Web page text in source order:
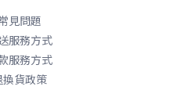
見問題
服務方式
服務方式
換貨政策